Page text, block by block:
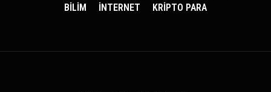
BİLİM
İNTERNET KRİPTO PARA